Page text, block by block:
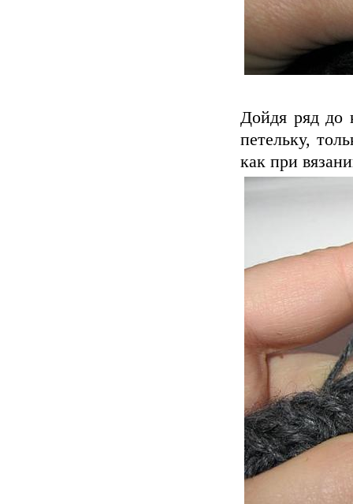
Дойдя ряд до
петельку,
как при